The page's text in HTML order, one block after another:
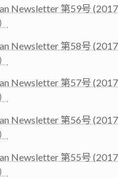
Newsletter 第59号
Newsletter 第58号
Newsletter 第57号
Newsletter 第56号
Newsletter 第55号